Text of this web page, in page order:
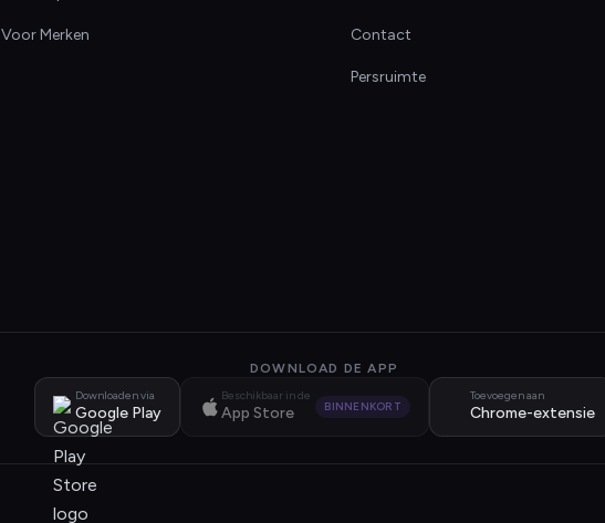
Voor Merken Contact
Persruimte
DOWNLOAD DE APP
Downloaden via
Google Play
Beschikbaar in de
App Store BINNENKORT
Toevoegen aan
Chrome-extensie